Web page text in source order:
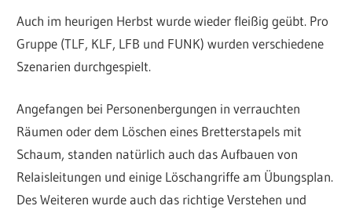
Auch im heurigen Herbst wurde wieder fleißig geübt. Pro
Gruppe (TLF, KLF, LFB und FUNK) wurden verschiedene
Szenarien durchgespielt.
Angefangen bei Personenbergungen in verrauchten
Räumen oder dem Löschen eines Bretterstapels mit
Schaum, standen natürlich auch das Aufbauen von
Relaisleitungen und einige Löschangriffe am Übungsplan.
Des Weiteren wurde auch das richtige Verstehen und